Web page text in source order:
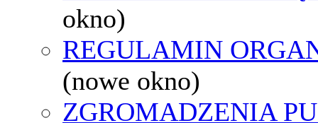
okno)
REGULAMIN
(nowe okno)
ZGROMADZENIA